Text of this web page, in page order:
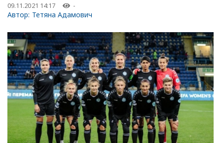
09.11.2021 14:17 -
Автор: Тетяна Адамович